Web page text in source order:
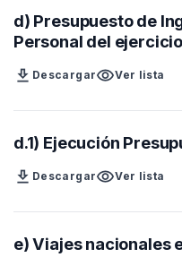
d) Presupuesto de
Personal del
download DescargarvisibilityVer lista
d.1) Ejecución
download DescargarvisibilityVer lista
e) Viajes nacionales